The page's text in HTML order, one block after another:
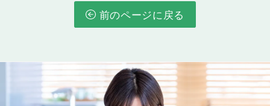
前のページに戻る